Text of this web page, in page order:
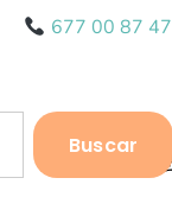
677 00 87 47
Buscar